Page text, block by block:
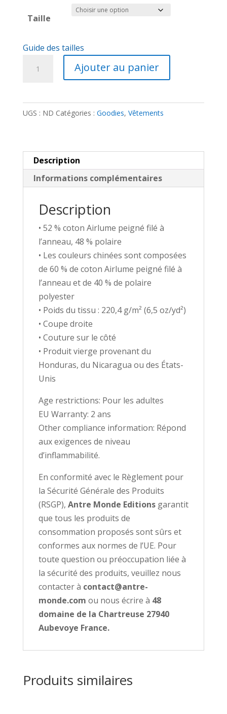
Taille
Guide des tailles
à
Capuche
Korrigan
brodé
Ajouter au panier
UGS : ND Catégories : Goodies, Vêtements
Description
Informations complémentaires
Description
• 52 % coton Airlume peigné filé à
l’anneau, 48 % polaire
• Les couleurs chinées sont composées
de 60 % de coton Airlume peigné filé à
l’anneau et de 40 % de polaire
polyester
• Poids du tissu : 220,4 g/m² (6,5 oz/yd²)
• Coupe droite
• Couture sur le côté
• Produit vierge provenant du
Honduras, du Nicaragua ou des États-
Unis
Age restrictions: Pour les adultes
EU Warranty: 2 ans
Other compliance information: Répond
aux exigences de niveau
d’inflammabilité.
En conformité avec le Règlement pour
la Sécurité Générale des Produits
(RSGP), Antre Monde Editionsgarantit
que tous les produits de
consommation proposés sont sûrs et
conformes aux normes de l’UE. Pour
toute question ou préoccupation liée à
la sécurité des produits, veuillez nous
contacter à contact@antre-
monde.com ou nous écrire à 48
domaine de la Chartreuse 27940
Aubevoye France.
Produits similaires